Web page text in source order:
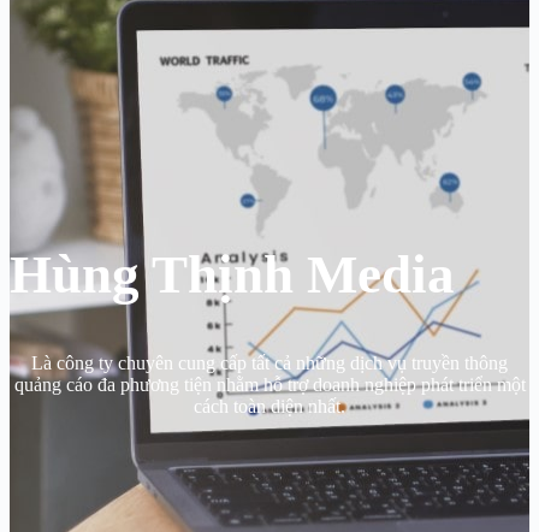
Hùng Thịnh Media
Là công ty chuyên cung cấp tất cả những dịch vụ truyền thông
quảng cáo đa phương tiện nhằm hỗ trợ doanh nghiệp phát triển một
cách toàn diện nhất.